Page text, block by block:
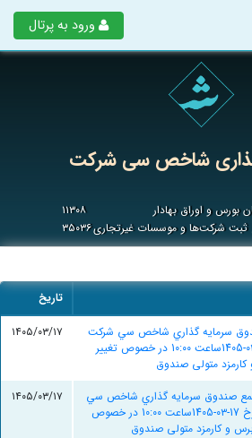
ورود به پرتال
شاخص سی شرکت
بورس و اوراق بهادار
۱۱۳۰۸
ثبت شرکت‌ها و موسسات غیرتجاری۳۵۰۳۶
تاریخ
سرمايه گذاري شاخص سي شرکت
بزرگ فيروزه مورخ 17-۰۳-1405ساعت 10:۰۰ در خصوص تغییر
متولی صندوق
۱۴۰۵/۰۳/۱۷
صندوق سرمايه گذاري شاخص سي
شرکت بزرگ فيروزه مورخ 17-۰۳-1405ساعت 10:۰۰ در خصوص
و کارمزد متولی صندوق
۱۴۰۵/۰۳/۱۷